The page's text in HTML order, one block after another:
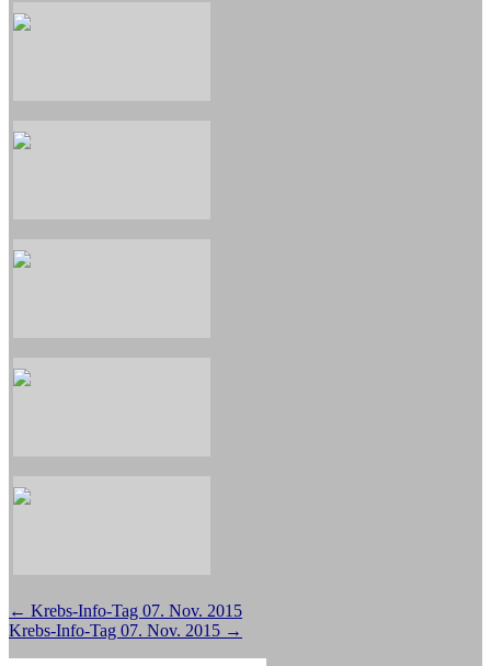
Beitragsnavigation
← Krebs-Info-Tag 07. Nov. 2015
Krebs-Info-Tag 07. Nov. 2015 →